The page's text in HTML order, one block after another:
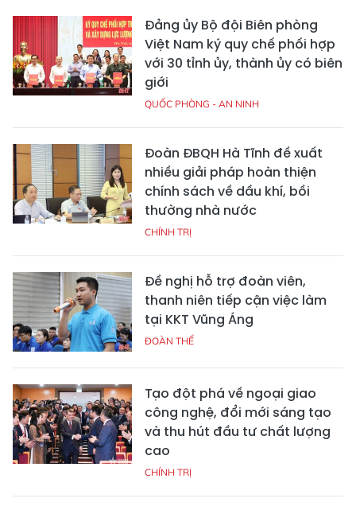
Đảng ủy Bộ đội Biên phòng
Việt Nam ký quy chế phối hợp
với 30 tỉnh ủy, thành ủy có biên
giới
QUỐC PHÒNG - AN NINH
Đoàn ĐBQH Hà Tĩnh đề xuất
nhiều giải pháp hoàn thiện
chính sách về dầu khí, bồi
thường nhà nước
CHÍNH TRỊ
Đề nghị hỗ trợ đoàn viên,
thanh niên tiếp cận việc làm
tại KKT Vũng Áng
ĐOÀN THỂ
Tạo đột phá về ngoại giao
công nghệ, đổi mới sáng tạo
và thu hút đầu tư chất lượng
cao
CHÍNH TRỊ